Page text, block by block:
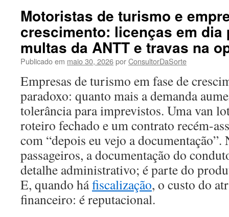
Motoristas de turismo e
crescimento: licenças em dia
multas da ANTT e travas na
Publicado em maio 30, 2026porConsultorDaSorte
Empresas de turismo em fase de
paradoxo: quanto mais a demanda
tolerância para imprevistos. Uma van
roteiro fechado e um contrato recém-
com “depois eu vejo a documentação”.
passageiros, a documentação do
detalhe administrativo; é parte do
E, quando háfiscalização, o custo do
financeiro: é reputacional.